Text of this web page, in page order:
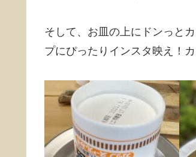
そして、お皿の上にドンっと
プにぴったりインスタ映え！